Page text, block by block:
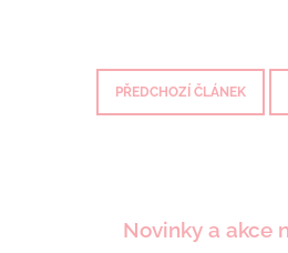
PŘEDCHOZÍ ČLÁNEK
Novinky a akce